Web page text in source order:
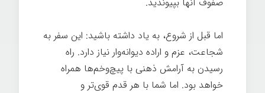
اما قبل از شروع، به یاد داشته باشید: این سفر به
شجاعت، عزم و اراده دیوانه‌وار نیاز دارد. راه
رسیدن به آرامش ذهنی با پیچ‌وخم‌ها همراه
خواهد بود. اما شما با هر قدم قوی‌تر و